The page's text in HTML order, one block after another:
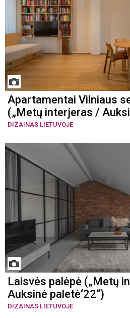
Apartamentai Vilniaus
(„Metų interjeras /
DIZAINAS LIETUVOJE
Laisvės palėpė („Metų
Auksinė paletė‘22“)
DIZAINAS LIETUVOJE